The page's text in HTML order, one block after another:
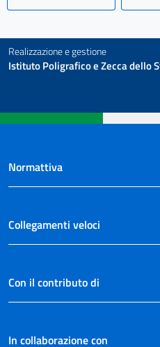
Realizzazione e gestione
Istituto Poligrafico e Zecca dello
Normattiva
Collegamenti veloci
Con il contributo di
In collaborazione con